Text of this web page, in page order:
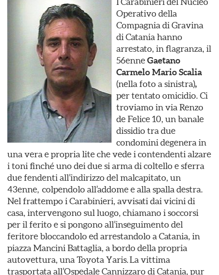
Operativo della
Compagnia di Gravina
di Catania hanno
arrestato, in flagranza, il
56enneGaetano
Carmelo Mario Scalia
(nella foto a sinistra),
per tentato omicidio. Ci
troviamo in via Renzo
de Felice 10, un banale
dissidio tra due
condomini degenera in
una vera e propria lite che vede i contendenti alzare
i toni finché uno dei due si arma di coltello e sferra
due fendenti all’indirizzo del malcapitato, un
43enne, colpendolo all’addome e alla spalla destra.
Nel frattempo i Carabinieri, avvisati dai vicini di
casa, intervengono sul luogo, chiamano i soccorsi
per il ferito e si pongono all’inseguimento del
feritore bloccandolo ed arrestandolo a Catania, in
piazza Mancini Battaglia, a bordo della propria
autovettura, una Toyota Yaris. La vittima
trasportata all’Ospedale Cannizzaro di Catania, pur